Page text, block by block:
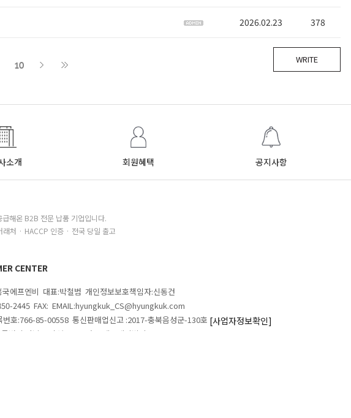
2026.02.23 378
WRITE
10
소개 회원혜택 공지사항
해온 B2B 전문 납품 기업입니다.
처 · HACCP 인증 · 전국 당일 출고
CENTER
국에프엔비 대표:박철범 개인정보보호책임자:신동건
2445 FAX: EMAIL:hyungkuk_CS@hyungkuk.com
번호:766-85-00558 통신판매업신고 :2017-충북음성군-130호 [사업자정보확인]
특별시 강남구 삼성로 546 흥국에프엔비빌딩